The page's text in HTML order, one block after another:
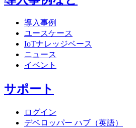
導入事例
ユースケース
IoTナレッジベース
ニュース
イベント
サポート
ログイン
デベロッパー ハブ（英語）